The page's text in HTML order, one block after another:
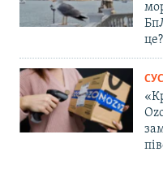
це?